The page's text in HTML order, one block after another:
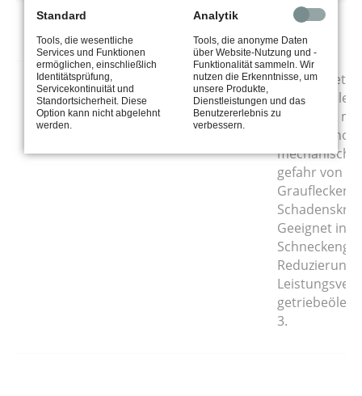
synthetische Getriebeöle
Aral Degol GS 220
Aral Degol GS 680
Getriebeöle
Polyglycol
>200, für
gefahr von
Geeignet in
Reduzierung
getriebeöle
3.
Standard
Tools, die wesentliche
Services und Funktionen
ermöglichen, einschließlich
Identitätsprüfung,
Servicekontinuität und
Standortsicherheit. Diese
Option kann nicht abgelehnt
werden.
Analytik
Tools, die anonyme Daten
über Website-Nutzung und -
Funktionalität sammeln. Wir
nutzen die Erkenntnisse, um
unsere Produkte,
Dienstleistungen und das
Benutzererlebnis zu
verbessern.